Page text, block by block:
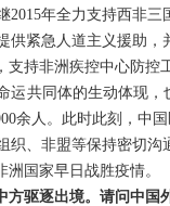
年全力支持西非
供紧急人道主义援助
持非洲疾控中心防控
共同体的生动体现
余人。此时此刻，中
、非盟等保持密切
国家早日战胜疫情。
驱逐出境。请问中国